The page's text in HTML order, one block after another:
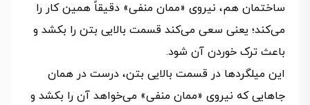
ساختمان هم، نیروی «ممان منفی» دقیقاً همین کار را
می‌کند؛ یعنی سعی می‌کند قسمت بالایی بتن را بکشد و
باعث ترک خوردن آن شود.
این میلگردها در قسمت بالایی بتن، درست در همان
جاهایی که نیروی «ممان منفی» می‌خواهد آن را بکشد و